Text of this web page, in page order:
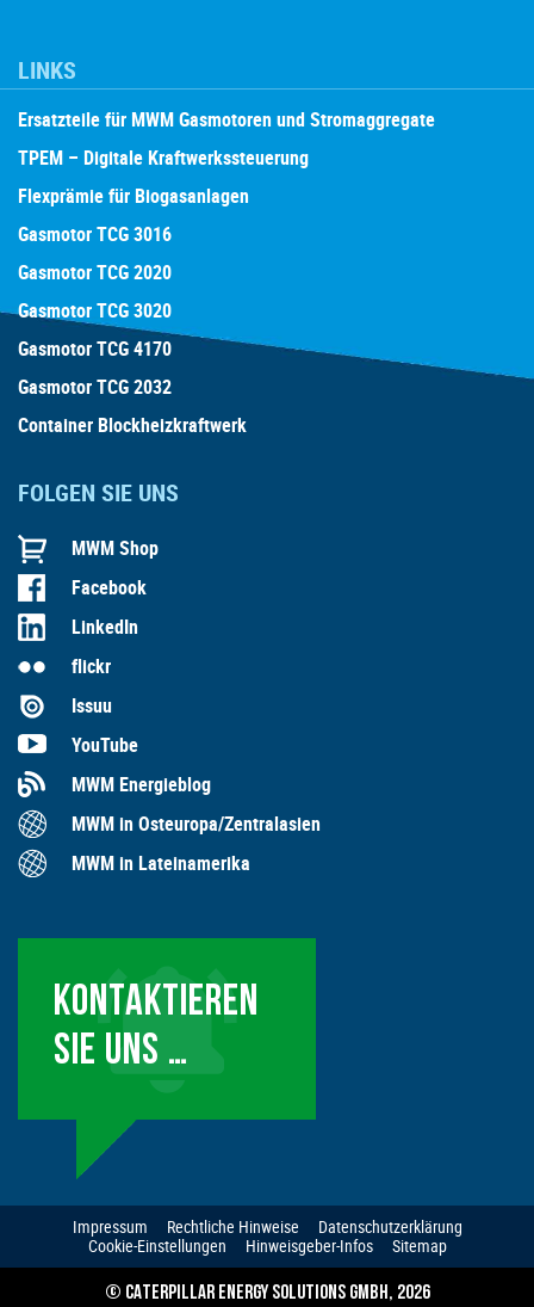
LINKS
Ersatzteile für MWM Gasmotoren und Stromaggregate
TPEM – Digitale Kraftwerkssteuerung
Flexprämie für Biogasanlagen
Gasmotor TCG 3016
Gasmotor TCG 2020
Gasmotor TCG 3020
Gasmotor TCG 4170
Gasmotor TCG 2032
Container Blockheizkraftwerk
FOLGEN SIE UNS
MWM Shop
Facebook
LinkedIn
flickr
Issuu
YouTube
MWM Energieblog
MWM in Osteuropa/Zentralasien
MWM in Lateinamerika
KONTAKTIEREN
SIE UNS …
Impressum Rechtliche Hinweise
Datenschutzerklärung
Cookie-Einstellungen
Hinweisgeber-Infos Sitemap
© CATERPILLAR ENERGY SOLUTIONS GMBH, 2026